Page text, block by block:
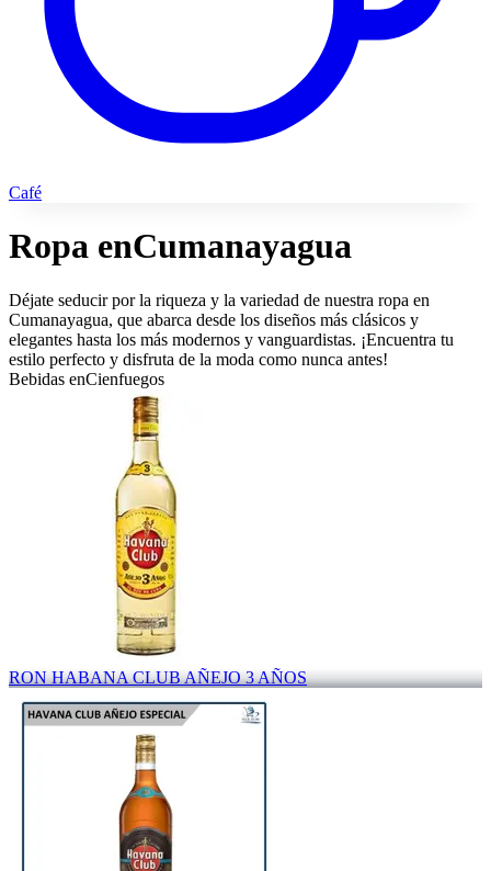
Café
Ropa enCumanayagua
Déjate seducir por la riqueza y la variedad de nuestra ropa en
Cumanayagua, que abarca desde los diseños más clásicos y
elegantes hasta los más modernos y vanguardistas. ¡Encuentra tu
estilo perfecto y disfruta de la moda como nunca antes!
Bebidas enCienfuegos
RON HABANA CLUB AÑEJO 3 AÑOS